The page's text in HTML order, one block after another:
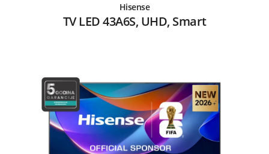
Hisense
TV LED 43A6S, UHD, Smart